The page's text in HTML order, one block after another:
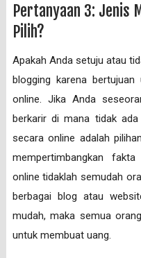
Pertanyaan 3: Jenis
Pilih?
Apakah Anda setuju atau
blogging karena
online. Jika Anda
berkarir di mana tidak
secara online adalah
mempertimbangkan
online tidaklah semudah
berbagai blog atau
mudah, maka semua
untuk membuat uang.